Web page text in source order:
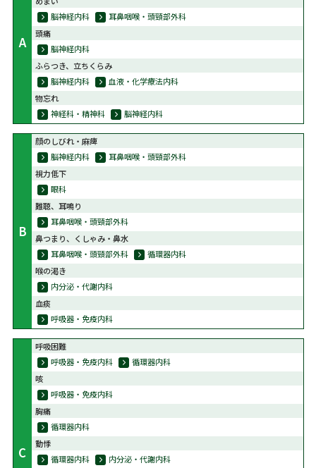
A
脳神経内科
耳鼻咽喉・頭頸部外科
頭痛
脳神経内科
ふらつき、立ちくらみ
脳神経内科
血液・化学療法内科
物忘れ
神経科・精神科
脳神経内科
B
顔のしびれ・麻痺
脳神経内科
耳鼻咽喉・頭頸部外科
視力低下
眼科
難聴、耳鳴り
耳鼻咽喉・頭頸部外科
鼻つまり、くしゃみ・鼻水
耳鼻咽喉・頭頸部外科
循環器内科
喉の渇き
内分泌・代謝内科
血痰
呼吸器・免疫内科
C
呼吸困難
呼吸器・免疫内科
循環器内科
咳
呼吸器・免疫内科
胸痛
循環器内科
動悸
循環器内科
内分泌・代謝内科